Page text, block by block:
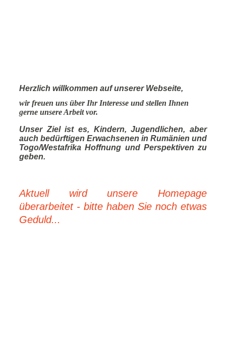
Herzlich willkommen auf unserer Webseite,
wir freuen uns über Ihr Interesse und stellen Ihnen
gerne unsere Arbeit vor.
Unser Ziel ist es, Kindern, Jugendlichen, aber
auch bedürftigen Erwachsenen in Rumänien und
Togo/Westafrika Hoffnung und Perspektiven zu
geben.
Aktuell wird unsere Homepage
überarbeitet - bitte haben Sie noch etwas
Geduld...